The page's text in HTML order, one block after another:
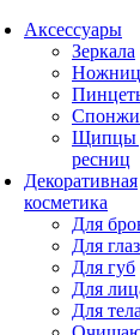
Аксессуары
Зеркала
Спонжи
Щипцы
ресниц
Декоративная
косметика
Для
Для глаз
Для губ
Для
Для